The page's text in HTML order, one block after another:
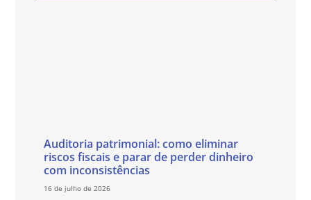
Auditoria patrimonial: como eliminar
riscos fiscais e parar de perder dinheiro
com inconsistências
16 de julho de 2026